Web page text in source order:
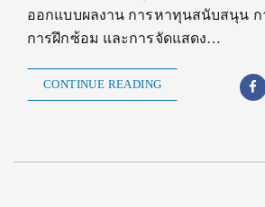
ออกแบบผลงาน การหาทุนสนับสนุน
การฝึกซ้อม และการจัดแสดง…
CONTINUE READING